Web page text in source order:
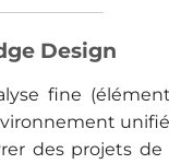
Design
fine
des projets